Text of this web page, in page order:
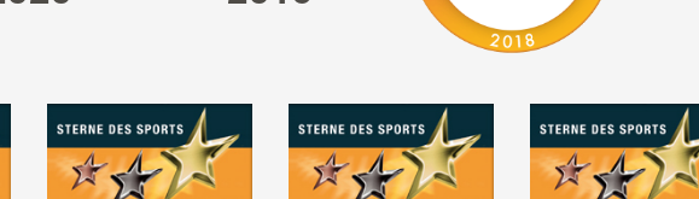
Stern
Bronze
großer Stern
in Bronze
Förderpreis 2014